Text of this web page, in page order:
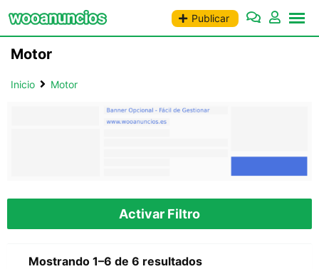
Saltar
contenido
Publicar
Motor
Inicio Motor
Activar Filtro
Mostrando 1–6 de 6 resultados